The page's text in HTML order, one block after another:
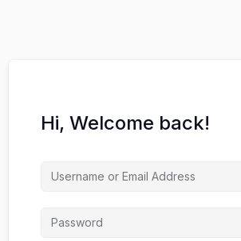
Hi, Welcome back!